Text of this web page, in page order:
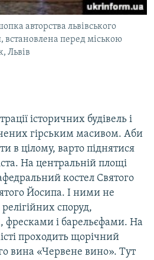
авторства львівського
встановлена перед міською
Львів
історичних будівель і
гірським масивом. Аби
в цілому, варто піднятися
На центральній площі
костел Святого
Йосипа. І ними не
споруд,
фресками і барельєфами. На
проходить щорічний
вина «Червене вино». Тут